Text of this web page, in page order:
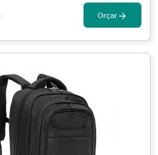
Orçar